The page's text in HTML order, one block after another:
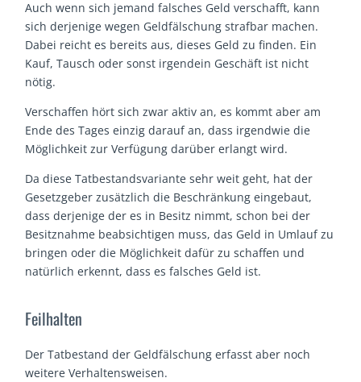
Auch wenn sich jemand falsches Geld verschafft, kann
sich derjenige wegen Geldfälschung strafbar machen.
Dabei reicht es bereits aus, dieses Geld zu finden. Ein
Kauf, Tausch oder sonst irgendein Geschäft ist nicht
nötig.
Verschaffen hört sich zwar aktiv an, es kommt aber am
Ende des Tages einzig darauf an, dass irgendwie die
Möglichkeit zur Verfügung darüber erlangt wird.
Da diese Tatbestandsvariante sehr weit geht, hat der
Gesetzgeber zusätzlich die Beschränkung eingebaut,
dass derjenige der es in Besitz nimmt, schon bei der
Besitznahme beabsichtigen muss, das Geld in Umlauf zu
bringen oder die Möglichkeit dafür zu schaffen und
natürlich erkennt, dass es falsches Geld ist.
Feilhalten
Der Tatbestand der Geldfälschung erfasst aber noch
weitere Verhaltensweisen.